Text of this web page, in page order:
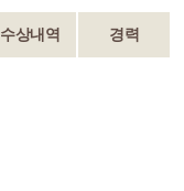
수상내역 경력